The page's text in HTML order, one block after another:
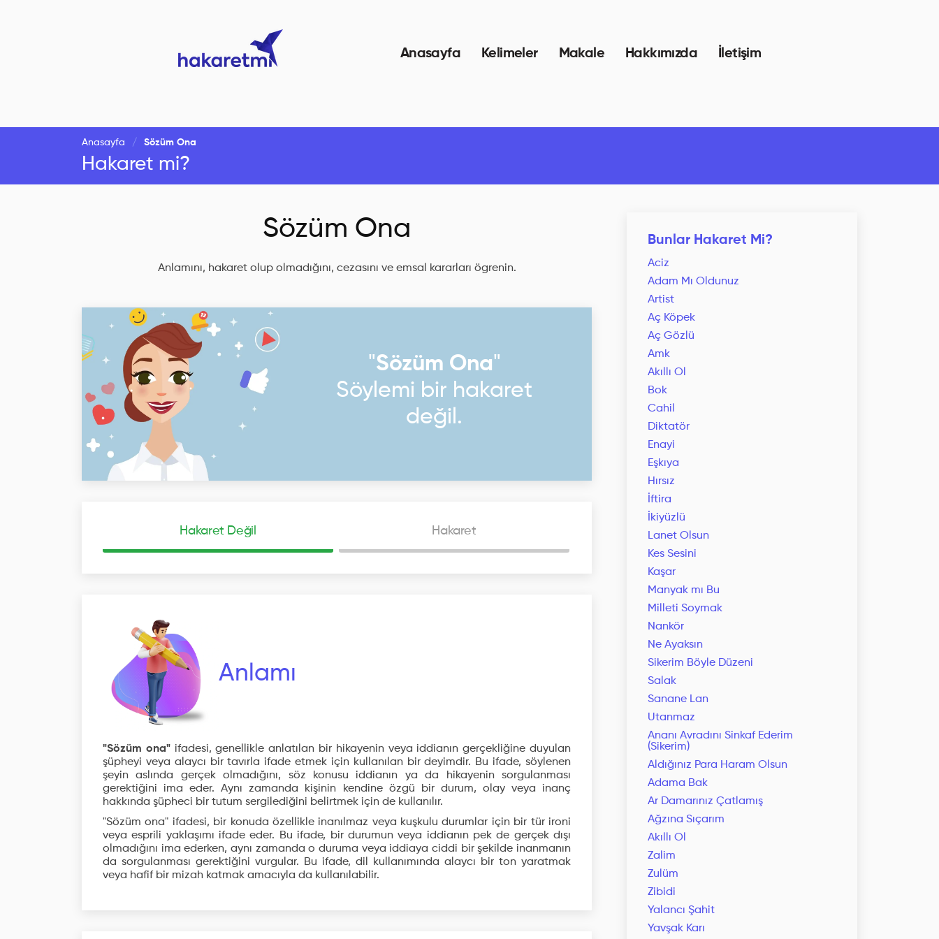
Anasayfa Kelimeler Makale Hakkımızda İletişim
Anasayfa Sözüm Ona
Hakaret mi?
Sözüm Ona
Anlamını, hakaret olup olmadığını, cezasını ve emsal kararları ögrenin.
"Sözüm Ona"
Söylemi bir hakaret
değil.
Hakaret Değil Hakaret
Anlamı
"Sözüm ona"ifadesi, genellikle anlatılan bir hikayenin veya iddianın gerçekliğine duyulan
şüpheyi veya alaycı bir tavırla ifade etmek için kullanılan bir deyimdir. Bu ifade, söylenen
şeyin aslında gerçek olmadığını, söz konusu iddianın ya da hikayenin sorgulanması
gerektiğini ima eder. Aynı zamanda kişinin kendine özgü bir durum, olay veya inanç
hakkında şüpheci bir tutum sergilediğini belirtmek için de kullanılır.
"Sözüm ona" ifadesi, bir konuda özellikle inanılmaz veya kuşkulu durumlar için bir tür ironi
veya esprili yaklaşımı ifade eder. Bu ifade, bir durumun veya iddianın pek de gerçek dışı
olmadığını ima ederken, aynı zamanda o duruma veya iddiaya ciddi bir şekilde inanmanın
da sorgulanması gerektiğini vurgular. Bu ifade, dil kullanımında alaycı bir ton yaratmak
veya hafif bir mizah katmak amacıyla da kullanılabilir.
Bunlar Hakaret Mi?
Aciz
Adam Mı Oldunuz
Artist
Aç Köpek
Aç Gözlü
Amk
Akıllı Ol
Bok
Cahil
Diktatör
Enayi
Eşkıya
Hırsız
İftira
İkiyüzlü
Lanet Olsun
Kes Sesini
Kaşar
Manyak mı Bu
Milleti Soymak
Nankör
Ne Ayaksın
Sikerim Böyle Düzeni
Salak
Sanane Lan
Utanmaz
Ananı Avradını Sinkaf Ederim
(Sikerim)
Aldığınız Para Haram Olsun
Adama Bak
Ar Damarınız Çatlamış
Ağzına Sıçarım
Akıllı Ol
Zalim
Zulüm
Zibidi
Yalancı Şahit
Yavşak Karı